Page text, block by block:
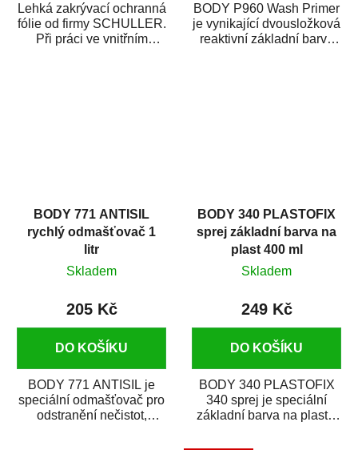
Lehká zakrývací ochranná
fólie od firmy SCHULLER.
Při práci ve vnitřním
BODY P960 Wash Primer
je vynikající dvousložková
reaktivní základní barva
BODY 771 ANTISIL
rychlý odmašťovač 1
litr
Skladem
205 Kč
DO KOŠÍKU
BODY 771 ANTISIL je
speciální odmašťovač pro
odstranění nečistot,
BODY 340 PLASTOFIX
sprej základní barva na
plast 400 ml
Skladem
249 Kč
DO KOŠÍKU
BODY 340 PLASTOFIX
340 sprej je speciální
základní barva na plasty,
vrchních...